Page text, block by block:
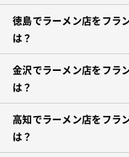
徳島でラーメン店をフラ
は？
金沢でラーメン店をフラ
は？
高知でラーメン店をフラ
は？